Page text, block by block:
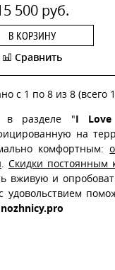
500 руб.
В КОРЗИНУ
Сравнить
с 1 по 8 из 8 (всего
в разделе "I
на
комфортным:
. Скидки постоянным
вживую и
удовольствием